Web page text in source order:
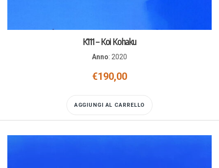
K111 – Koi Kohaku
Anno: 2020
€190,00
AGGIUNGI AL CARRELLO